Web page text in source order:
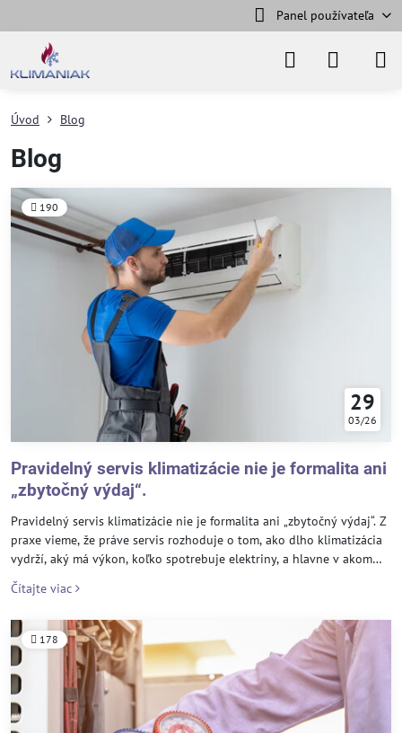
Panel používateľa
Úvod Blog
Blog
190
29
03/26
Pravidelný servis klimatizácie nie je formalita ani
„zbytočný výdaj“.
Pravidelný servis klimatizácie nie je formalita ani „zbytočný výdaj“. Z
praxe vieme, že práve servis rozhoduje o tom, ako dlho klimatizácia
vydrží, aký má výkon, koľko spotrebuje elektriny, a hlavne v akom
stave je vzduch, ktorý doma alebo v kancelárii dýchate. U našich
klientov servis aktívne strážime a vykonávame ho dvakrát ročne, aby
v zime pri kúrení.
Čítajte viac
178